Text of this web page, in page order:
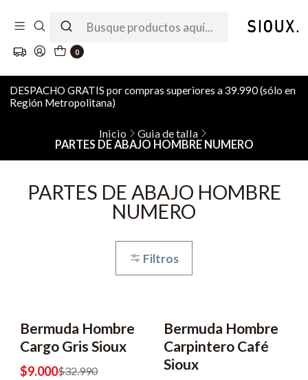
0
DESPACHO GRATIS por compras superiores a 39.990 (sólo en
Región Metropolitana)
Inicio
Guia de talla
PARTES DE ABAJO HOMBRE NUMERO
PARTES DE ABAJO HOMBRE
NUMERO
Filtros
-73% OFF
Bermuda Hombre
Cargo Gris Sioux
$9.000$32.990
-70% OFF
Bermuda Hombre
Carpintero Café
Sioux